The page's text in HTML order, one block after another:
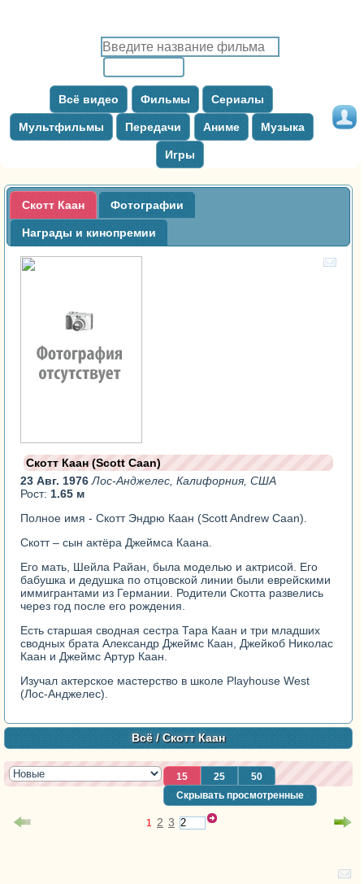
Всё видео Фильмы Сериалы
Мультфильмы Передачи Аниме Музыка
Игры
Скотт Каан Фотографии
Награды и кинопремии
Скотт Каан (Scott Caan)
23 Авг. 1976Лос-Анджелес, Калифорния, США
Рост: 1.65 м
Полное имя - Скотт Эндрю Каан (Scott Andrew Caan).
Скотт – сын актёра Джеймса Каана.
Его мать, Шейла Райан, была моделью и актрисой. Его
бабушка и дедушка по отцовской линии были еврейскими
иммигрантами из Германии. Родители Скотта развелись
через год после его рождения.
Есть старшая сводная сестра Тара Каан и три младших
сводных брата Александр Джеймс Каан, Джейкоб Николас
Каан и Джеймс Артур Каан.
Изучал актерское мастерство в школе Playhouse West
(Лос-Анджелес).
Всё/ Скотт Каан
15 25
50
Скрывать просмотренные
1 2 3